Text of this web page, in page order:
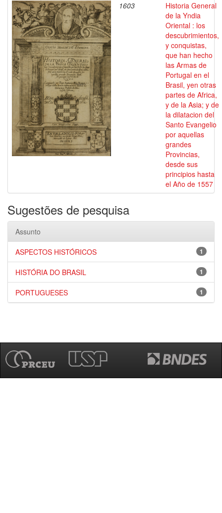
1603
Historia General
de la Yndia
Oriental : los
descubrimientos,
y conquistas,
que han hecho
las Armas de
Portugal en el
Brasil, yen otras
partes de Africa,
y de la Asia; y de
la dilatacion del
Santo Evangelio
por aquellas
grandes
Provincias,
desde sus
principios hasta
el Año de 1557
Sugestões de pesquisa
Assunto
1
ASPECTOS HISTÓRICOS
1
HISTÓRIA DO BRASIL
1
PORTUGUESES